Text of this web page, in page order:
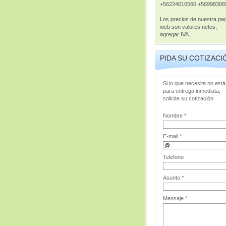
+56224016560
Los precios de nuestra
web son valores netos,
agregar IVA.
PIDA SU
Si lo que necesita no está
para entrega inmediata,
solicite su cotización
Nombre *
E-mail *
Telefono
Asunto *
Mensaje *